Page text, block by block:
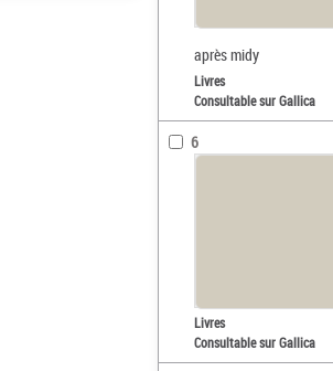
après midy
Livres
Consultable sur Gallica
6
Livres
Consultable sur Gallica